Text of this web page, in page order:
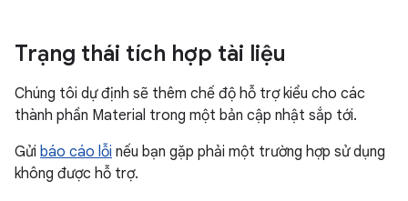
Trạng thái tích hợp tài liệu
Chúng tôi dự định sẽ thêm chế độ hỗ trợ kiểu cho các
thành phần Material trong một bản cập nhật sắp tới.
Gửi báo cáo lỗi nếu bạn gặp phải một trường hợp sử dụng
không được hỗ trợ.